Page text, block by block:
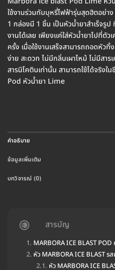
ใช้งานร่วมกับบุหรี่ไฟฟ้ารุ่นสุดฮิตอย่
1 กล่องมี 1 ชิ้น เป็นหัวน้ำยาสำเร็จรู
งานได้เลย เพียงแค่ใส่หัวน้ำยาไปที่ตัว
ครั้ง เมื่อใช้งานเสร็จสามารถถอดหัวทิ้
ง่าย สะดวก ไม่มีกลิ่นเผาไหม้ ไม่มีสา
สารนิโคตินเท่านั้น สามารถใช้ได้จริง
Pod หัวน้ำยา Lime
คำอธิบาย
ข้อมูลเพิ่มเติม
บทวิจารณ์ (0)
สารบัญ
MARBORA ICE BLAST POD
หัว MARBORA ICE BLAST รส
หัว MARBORA ICE